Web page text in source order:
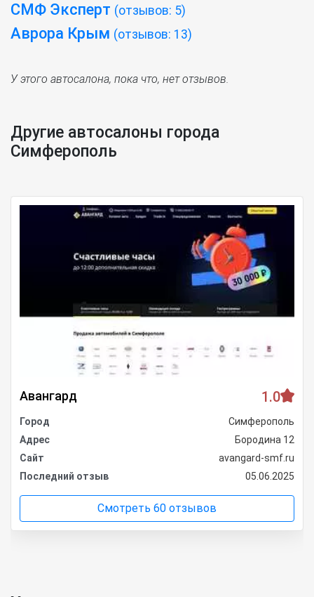
СМФ Эксперт (отзывов: 5)
Аврора Крым (отзывов: 13)
У этого автосалона, пока что, нет отзывов.
Другие автосалоны города
Симферополь
Авангард 1.0
Город
Симферополь
Адрес
Бородина 12
Сайт
avangard-smf.ru
Последний отзыв
05.06.2025
Смотреть 60 отзывов